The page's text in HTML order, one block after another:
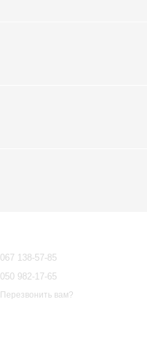
067 138-57-85
050 982-17-65
Перезвонить вам?